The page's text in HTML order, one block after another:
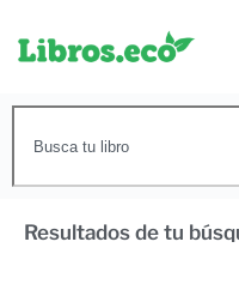
Resultados de tu